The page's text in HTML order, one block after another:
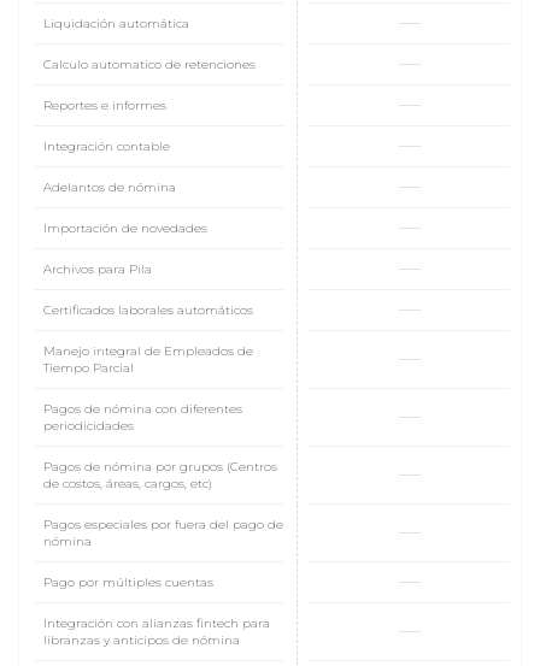
Liquidación automática
Calculo automatico de retenciones
Reportes e informes
Integración contable
Adelantos de nómina
Importación de novedades
Archivos para Pila
Certificados laborales automáticos
Manejo integral de Empleados de
Tiempo Parcial
Pagos de nómina con diferentes
periodicidades
Pagos de nómina por grupos (Centros
de costos, áreas, cargos, etc)
Pagos especiales por fuera del pago de
nómina
Pago por múltiples cuentas
Integración con alianzas fintech para
libranzas y anticipos de nómina